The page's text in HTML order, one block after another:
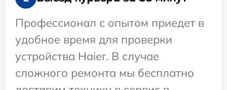
Профессионал с опытом приедет в
удобное время для проверки
устройства Haier. В случае
сложного ремонта мы бесплатно